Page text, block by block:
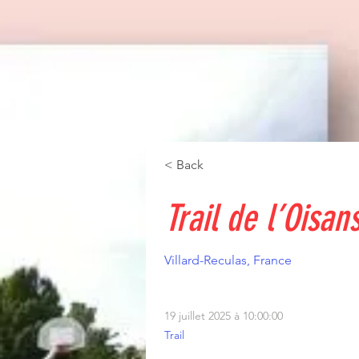
< Back
Trail de
Villard-Reculas, France
19 juillet 2025 à 10:00:00
Trail